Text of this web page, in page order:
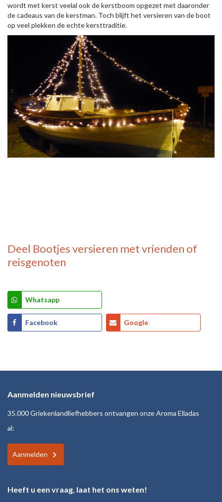
wordt met kerst veelal ook de kerstboom opgezet met daaronder
de cadeaus van de kerstman. Toch blijft het versieren van de boot
op veel plekken de echte kersttraditie.
Deel Bootjes versieren met vrienden of
reisgenoten
Whatsapp
Facebook Google
Aanmelden nieuwsbrief
35.000 Griekenlandliefhebbers ontvangen onze Aroma Elladas
al:
Aanmelden
Heeft u een vraag, laat het ons weten!